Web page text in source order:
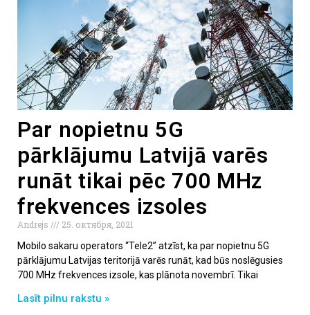
Par nopietnu 5G
pārklājumu Latvijā varēs
runāt tikai pēc 700 MHz
frekvences izsoles
Andrejs
25. октября, 2021
Mobilo sakaru operators “Tele2” atzīst, ka par nopietnu 5G
pārklājumu Latvijas teritorijā varēs runāt, kad būs noslēgusies
700 MHz frekvences izsole, kas plānota novembrī. Tikai
Lasīt pilnu rakstu »